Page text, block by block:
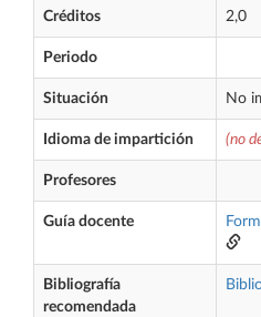
Créditos 2,0
Periodo
Situación No
Idioma de impartición (no
Profesores
Guía docente
Bibliografía
recomendada